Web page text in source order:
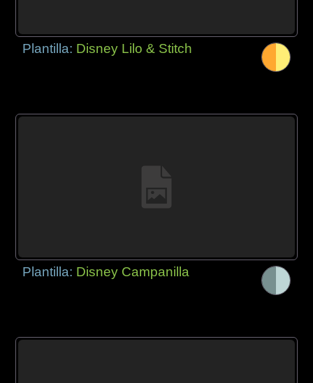
Plantilla: Disney Lilo & Stitch
Plantilla: Disney Campanilla